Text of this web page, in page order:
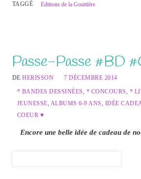
TAGGÉ Editions de la Gouttière
Passe-Passe #BD
DEHERISSON
7 DÉCEMBRE 2014
* BANDES DESSINÉES, * CONCOURS, *
JEUNESSE, ALBUMS 6-9 ANS, IDÉE
COEUR ♥
Encore une belle idée de cadeau de